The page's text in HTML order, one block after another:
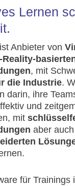
Lernen
Anbieter von
, mit
die Industrie.
darin, ihre
und
mit
aber
für Trainings